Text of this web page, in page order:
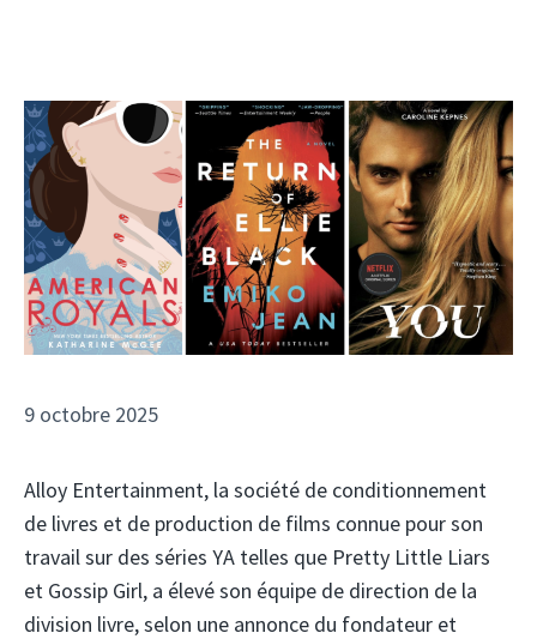
9 octobre 2025
Alloy Entertainment, la société de conditionnement
de livres et de production de films connue pour son
travail sur des séries YA telles que Pretty Little Liars
et Gossip Girl, a élevé son équipe de direction de la
division livre, selon une annonce du fondateur et